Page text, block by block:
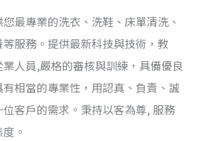
最專業的洗衣、洗鞋、床單清洗、
服務。提供最新科技與技術，教
人員,嚴格的審核與訓練，具備優良
相當的專業性，用認真、負責、誠
客戶的需求。秉持以客為尊, 服務
。